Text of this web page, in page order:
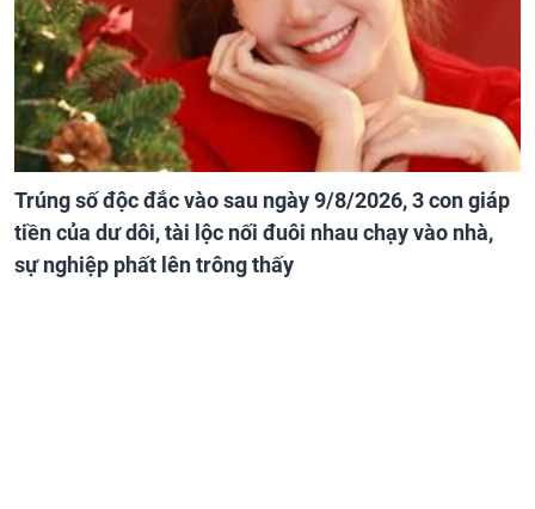
Trúng số độc đắc vào sau ngày 9/8/2026, 3 con giáp
tiền của dư dôi, tài lộc nối đuôi nhau chạy vào nhà,
sự nghiệp phất lên trông thấy